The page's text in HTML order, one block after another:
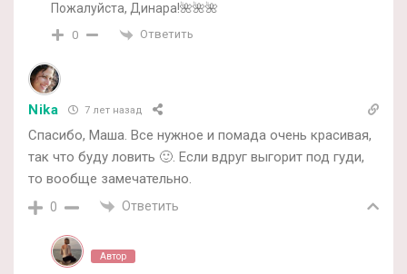
Пожалуйста, Динара!🌺🌺🌺
0 Ответить
Nika 7 лет назад
Спасибо, Маша. Все нужное и помада очень красивая,
так что буду ловить 🙂. Если вдруг выгорит под гуди,
то вообще замечательно.
0 Ответить
Автор